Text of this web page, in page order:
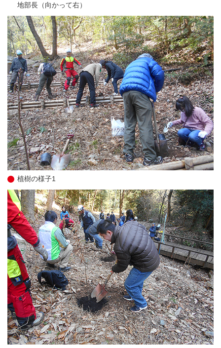
地部長（向かって右）
植樹の様子1